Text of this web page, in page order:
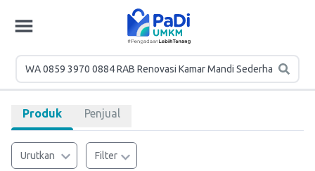
Produk Penjual
Urutkan Filter